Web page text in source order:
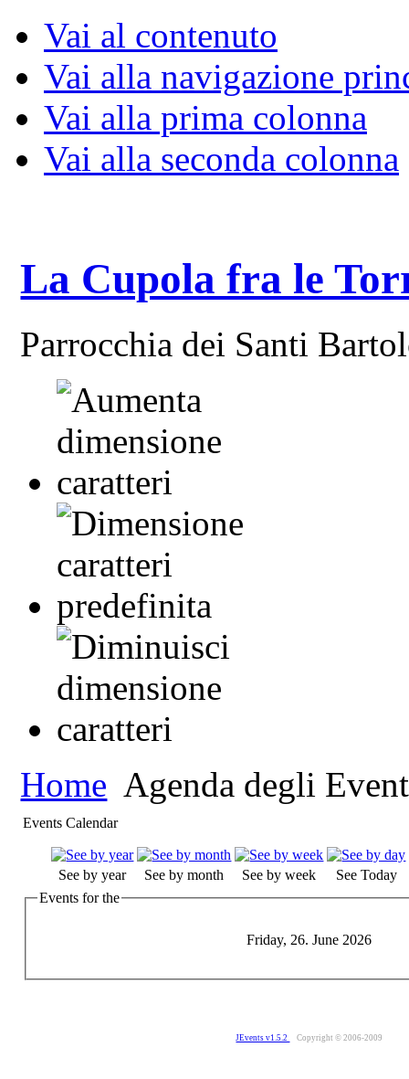
Vai al contenuto
Vai alla navigazione
Vai alla prima colonna
Vai alla seconda colonna
La Cupola fra le
Parrocchia dei Santi
Home Agenda degli
Events Calendar
See by year See by month See by week
See Today
Events for the
Friday, 26. June 2026
JEvents v1.5.2 Copyright © 2006-2009